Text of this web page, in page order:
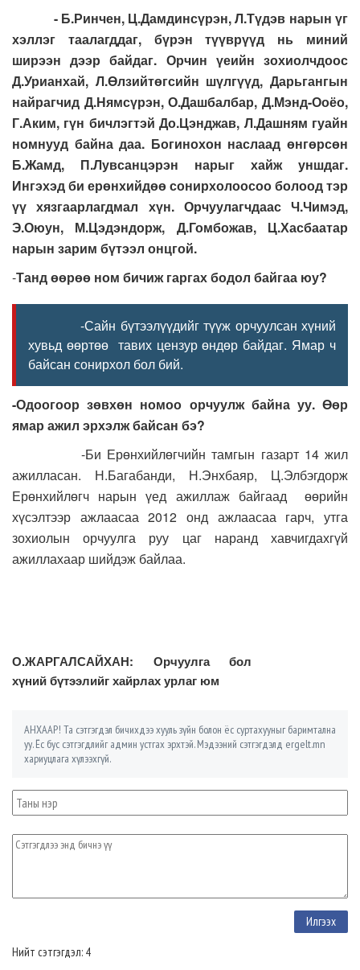
- Б.Ринчен, Ц.Дамдинсүрэн, Л.Түдэв нарын үг
хэллэг таалагддаг, бүрэн түүврүүд нь миний
ширээн дээр байдаг. Орчин үеийн зохиолчдоос
Д.Урианхай, Л.Өлзийтөгсийн шүлгүүд, Дарьгангын
найрагчид Д.Нямсүрэн, О.Дашбалбар, Д.Мэнд-Ооёо,
Г.Аким, гүн бичлэгтэй До.Цэнджав, Л.Дашням гуайн
номнууд байна даа. Богинохон наслаад өнгөрсөн
Б.Жамд, П.Лувсанцэрэн нарыг хайж уншдаг.
Ингэхэд би ерөнхийдөө сонирхолоосоо болоод тэр
үү хязгаарлагдмал хүн. Орчуулагчдаас Ч.Чимэд,
Э.Оюун, М.Цэдэндорж, Д.Гомбожав, Ц.Хасбаатар
нарын зарим бүтээл онцгой.
-Танд өөрөө ном бичиж гаргах бодол байгаа юу?
-Сайн бүтээлүүдийг түүж орчуулсан хүний
хувьд өөртөө тавих цензур өндөр байдаг. Ямар ч
байсан сонирхол бол бий.
-Одоогоор зөвхөн номоо орчуулж байна уу. Өөр
ямар ажил эрхэлж байсан бэ?
-Би Ерөнхийлөгчийн тамгын газарт 14 жил
ажилласан. Н.Багабанди, Н.Энхбаяр, Ц.Элбэгдорж
Ерөнхийлөгч нарын үед ажиллаж байгаад өөрийн
хүсэлтээр ажлаасаа 2012 онд ажлаасаа гарч, утга
зохиолын орчуулга руу цаг наранд хавчигдахгүй
ажиллахаар шийдэж байлаа.
О.ЖАРГАЛСАЙХАН: Орчуулга бол
хүний бүтээлийг хайрлах урлаг юм
АНХААР! Та сэтгэгдэл бичихдээ хууль зүйн болон ёс суртахууныг баримтална
уу. Ёс бус сэтгэгдлийг админ устгах эрхтэй. Мэдээний сэтгэгдэлд ergelt.mn
хариуцлага хүлээхгүй.
Нийт сэтгэгдэл: 4